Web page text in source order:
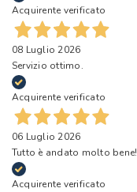
Acquirente verificato
08 Luglio 2026
Servizio ottimo.
Acquirente verificato
06 Luglio 2026
Tutto è andato molto bene!
Acquirente verificato